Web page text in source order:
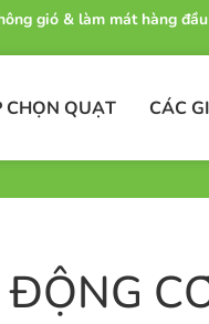
gió & làm mát hàng
CHỌN QUẠT CÁC
ĐỘNG